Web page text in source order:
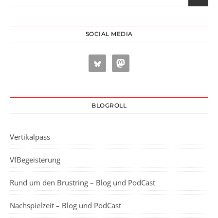
SOCIAL MEDIA
BLOGROLL
Vertikalpass
VfBegeisterung
Rund um den Brustring – Blog und PodCast
Nachspielzeit – Blog und PodCast